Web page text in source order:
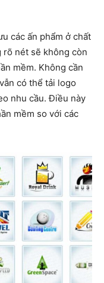
các ấn phẩm ở chất
nét sẽ không còn
mềm. Không cần
có thể tải logo
nhu cầu. Điều này
mềm so với các